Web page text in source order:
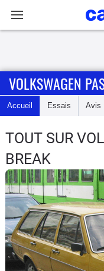
Accueil
Actu
Essais
Guide
d'achat
Electriques
Utilitaires
VOLKSWAGEN
Accueil Essais Avis
TOUT SUR
BREAK